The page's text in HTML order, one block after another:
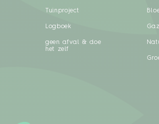
Tuinproject
Logboek
geen afval & doe
het zelf